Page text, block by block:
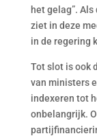
het gelag”.
ziet in deze
in de regering
Tot slot is ook
van ministers
indexeren tot
onbelangrijk.